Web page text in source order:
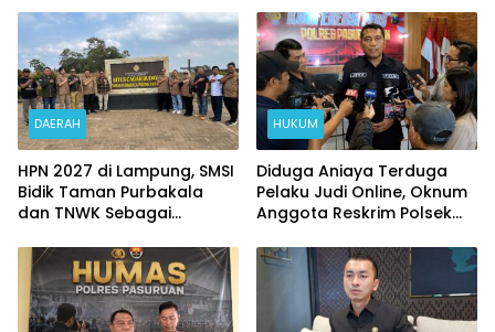
Ojol dan Warga
DAERAH
HPN 2027 di Lampung, SMSI
Bidik Taman Purbakala
dan TNWK Sebagai
HUKUM
Diduga Aniaya Terduga
Pelaku Judi Online, Oknum
Anggota Reskrim Polsek